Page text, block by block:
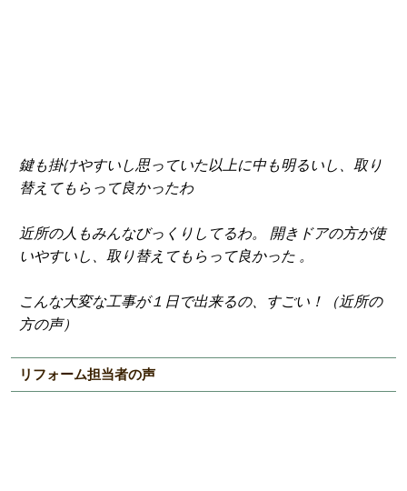
鍵も掛けやすいし思っていた以上に中も明るいし、取り
替えてもらって良かったわ
近所の人もみんなびっくりしてるわ。 開きドアの方が使
いやすいし、取り替えてもらって良かった 。
こんな大変な工事が１日で出来るの、すごい！（近所の
方の声）
リフォーム担当者の声